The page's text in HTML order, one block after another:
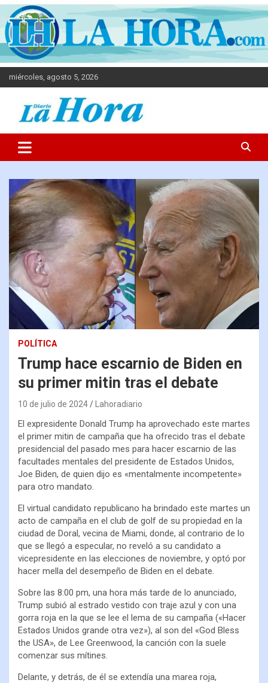
miércoles, agosto 5, 2026
Diario La Hora
POLÍTICA
Trump hace escarnio de Biden en
su primer mitin tras el debate
10 de julio de 2024 Lahoradiario
El expresidente Donald Trump ha aprovechado este martes
el primer mitin de campaña que ha ofrecido tras el debate
presidencial del pasado mes para hacer escarnio de las
facultades mentales del presidente de Estados Unidos,
Joe Biden, de quien dijo es «mentalmente incompetente»
para otro mandato.
El virtual candidato republicano ha brindado este martes un
acto de campaña en el club de golf de su propiedad en la
ciudad de Doral, vecina de Miami, donde, al contrario de lo
que se llegó a especular, no reveló a su candidato a
vicepresidente en las elecciones de noviembre, y optó por
hacer mella del desempeño de Biden en el debate.
Sobre las 8:00 pm, una hora más tarde de lo anunciado,
Trump subió al estrado vestido con traje azul y con una
gorra roja en la que se lee el lema de su campaña («Hacer
Estados Unidos grande otra vez»), al son del «God Bless
the USA», de Lee Greenwood, la canción con la suele
comenzar sus mítines.
Delante, y detrás, de él se extendía una marea roja,